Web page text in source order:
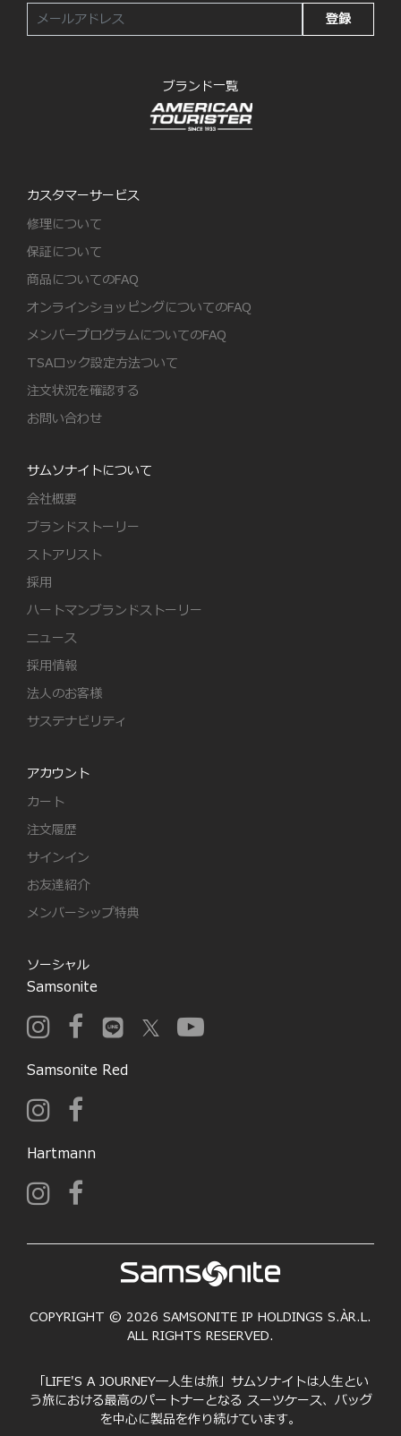
登録
ブランド一覧
カスタマーサービス
修理について
保証について
商品についてのFAQ
オンラインショッピングについてのFAQ
メンバープログラムについてのFAQ
TSAロック設定方法ついて
注文状況を確認する
お問い合わせ
サムソナイトについて
会社概要
ブランドストーリー
ストアリスト
採用
ハートマンブランドストーリー
ニュース
採用情報
法人のお客様
サステナビリティ
アカウント
カート
注文履歴
サインイン
お友達紹介
メンバーシップ特典
ソーシャル
Samsonite
Samsonite Red
Hartmann
COPYRIGHT © 2026 SAMSONITE IP HOLDINGS S.ÀR.L.
ALL RIGHTS RESERVED.
「LIFE'S A JOURNEY―人生は旅」サムソナイトは人生とい
う旅における最高のパートナーとなる スーツケース、バッグ
を中心に製品を作り続けています。